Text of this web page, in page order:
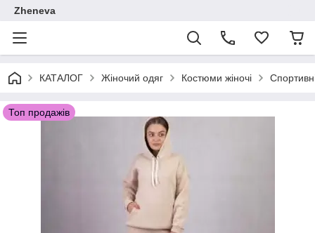
Zheneva
КАТАЛОГ Жіночий одяг Костюми жіночі
Топ продажів